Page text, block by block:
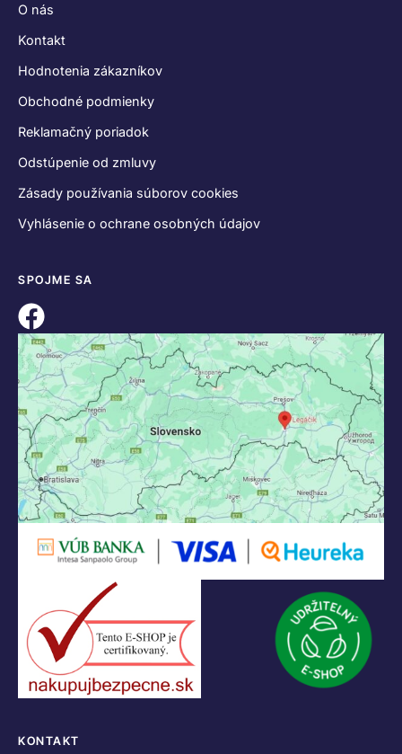
O nás
Kontakt
Hodnotenia zákazníkov
Obchodné podmienky
Reklamačný poriadok
Odstúpenie od zmluvy
Zásady používania súborov cookies
Vyhlásenie o ochrane osobných údajov
SPOJME SA
KONTAKT